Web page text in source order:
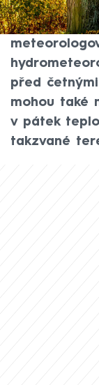
teploty
teploty
před
mohou také
v pátek
takzvané